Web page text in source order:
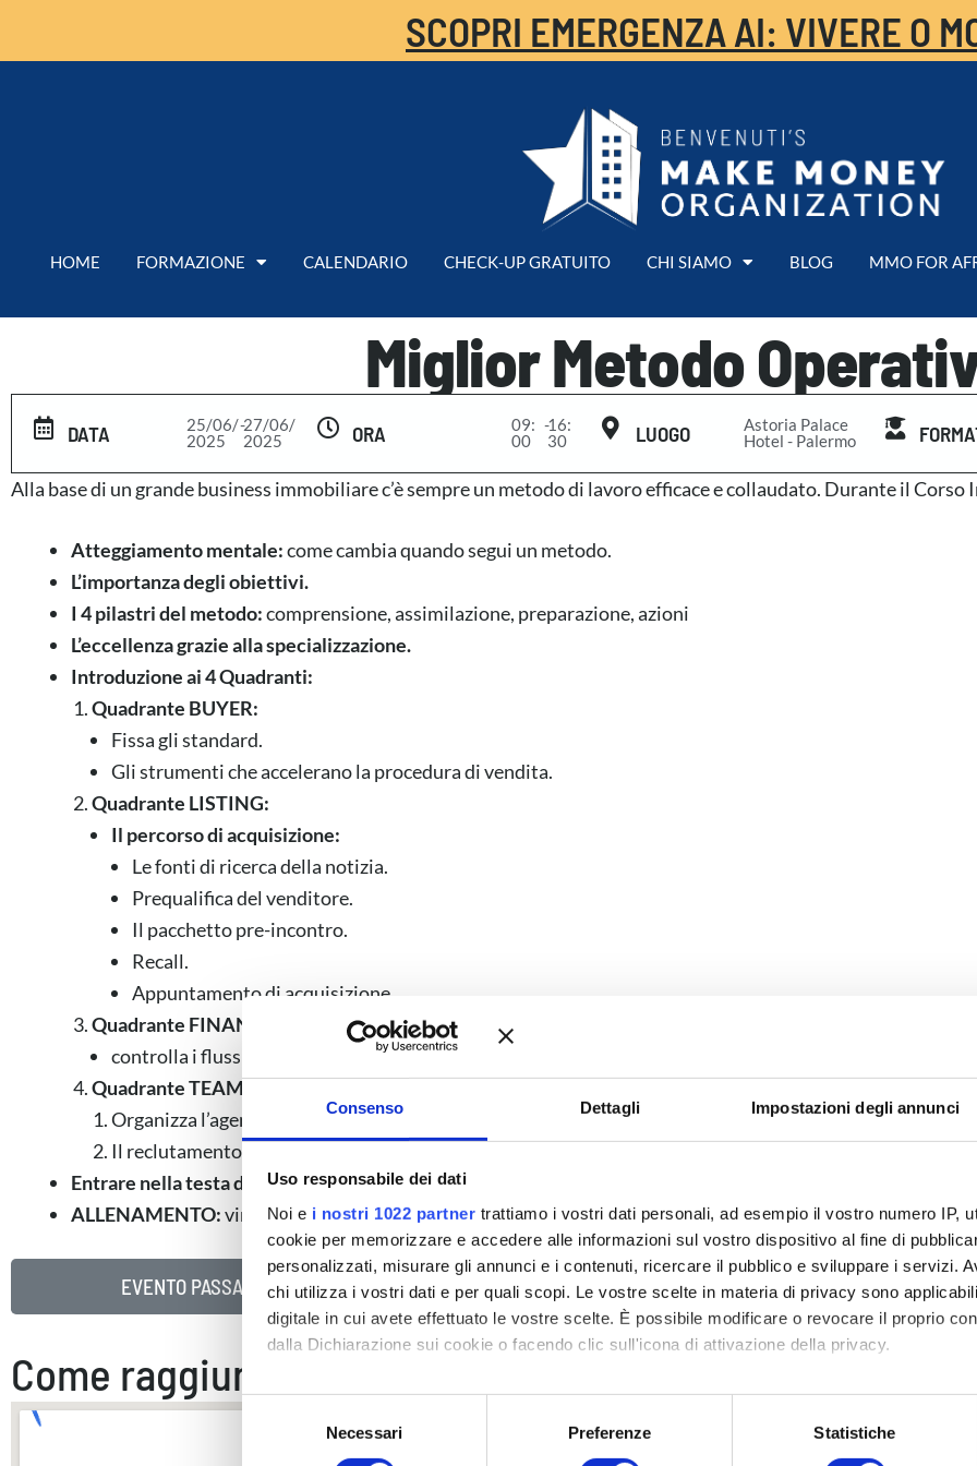
Consenso Dettagli Impostazioni degli annunci
Uso responsabile dei dati
Noi e i nostri 1022 partner trattiamo i vostri dati personali, ad esempio il vostro numero IP,
cookie per memorizzare e accedere alle informazioni sul vostro dispositivo al fine di
personalizzati, misurare gli annunci e i contenuti, ricercare il pubblico e sviluppare i servizi.
chi utilizza i vostri dati e per quali scopi. Le vostre scelte in materia di privacy sono
digitale in cui avete effettuato le vostre scelte. È possibile modificare o revocare il proprio
dalla Dichiarazione sui cookie o facendo clic sull'icona di attivazione della privacy.
Con il tuo consenso, vorremmo anche:
raccogliere informazioni sulla tua posizione geografica, con un'approssimazione di
S
Necessari Preferenze Statistiche
SCOPRI EMERGENZA AI: VIVERE O
HOME FORMAZIONE CALENDARIO CHECK-UP GRATUITO CHI SIAMO BLOG MMO FOR
Miglior Metodo
DATA
25/06/
2025
-27/06/
2025
ORA
09:
00
-16:
30
LUOGO
Astoria Palace
Hotel - Palermo
Alla base di un grande business immobiliare c’è sempre un metodo di lavoro efficace e collaudato. Durante il Corso
Atteggiamento mentale:come cambia quando segui un metodo.
L’importanza degli obiettivi.
I 4 pilastri del metodo:comprensione, assimilazione, preparazione, azioni
L’eccellenza grazie alla specializzazione.
Introduzione ai 4 Quadranti:
Quadrante BUYER:
Fissa gli standard.
Gli strumenti che accelerano la procedura di vendita.
Quadrante LISTING:
Il percorso di acquisizione:
Le fonti di ricerca della notizia.
Prequalifica del venditore.
Il pacchetto pre-incontro.
Recall.
Appuntamento di acquisizione.
Quadrante FINANCE:
controlla i flussi di denaro e crea i tuoi asset.
Quadrante TEAM:
Organizza l’agenda come un top producer.
Il reclutamento da pronto soccorso a strategia di crescita.
Entrare nella testa dei tuoi potenziali clienti con il DIGITALE:
ALLENAMENTO:vincere prima di giocare la partita.
EVENTO PASSATO
Come raggiungerci